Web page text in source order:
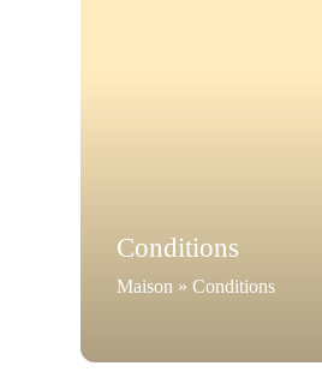
Conditions
Maison »Conditions